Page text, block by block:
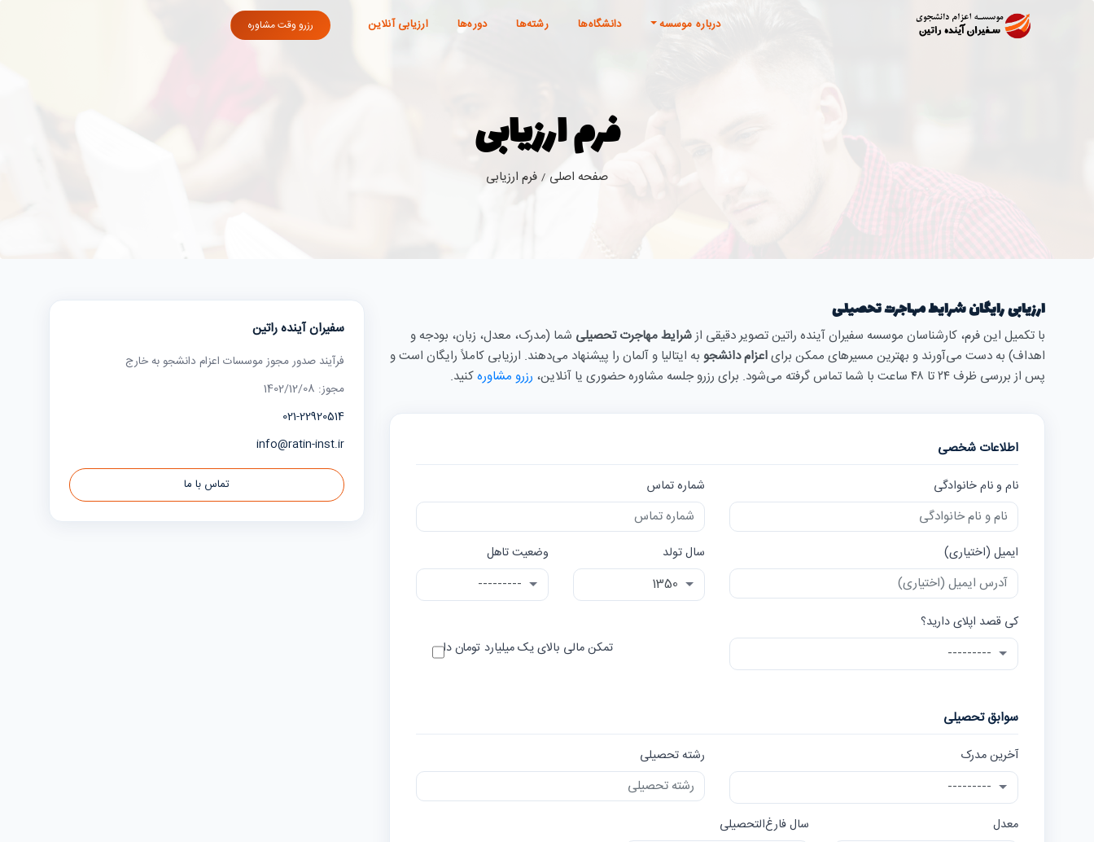
درباره موسسه دانشگاه‌ها رشته‌ها دوره‌ها ارزیابی آنلاین رزرو وقت مشاوره
فرم ارزیابی
صفحه اصلی / فرم ارزیابی
ارزیابی رایگان شرایط مهاجرت تحصیلی
با تکمیل این فرم، کارشناسان موسسه سفیران آینده راتین تصویر دقیقی ازشرایط مهاجرت تحصیلی شما (مدرک، معدل، زبان، بودجه و
اهداف) به دست می‌آورند و بهترین مسیرهای ممکن برایاعزام دانشجو به ایتالیا و آلمان را پیشنهاد می‌دهند. ارزیابی کاملاً رایگان است و
پس از بررسی ظرف ۲۴ تا ۴۸ ساعت با شما تماس گرفته می‌شود. برای رزرو جلسه مشاوره حضوری یا آنلاین،
رزرو مشاورهکنید.
اطلاعات شخصی
نام و نام خانوادگی شماره تماس
ایمیل (اختیاری) سال تولد وضعیت تاهل
کی قصد اپلای دارید؟
تمکن مالی بالای یک میلیارد تومان دارم
سوابق تحصیلی
آخرین مدرک رشته تحصیلی
معدل سال فارغ‌التحصیلی
سفیران آینده راتین
فرآیند صدور مجوز موسسات اعزام دانشجو به خارج
مجوز: 1402/12/08
021-22920514
info@ratin-inst.ir
تماس با ما